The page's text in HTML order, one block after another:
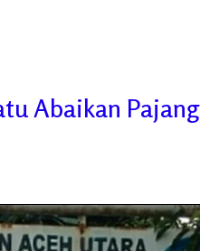
Abaikan Pajang